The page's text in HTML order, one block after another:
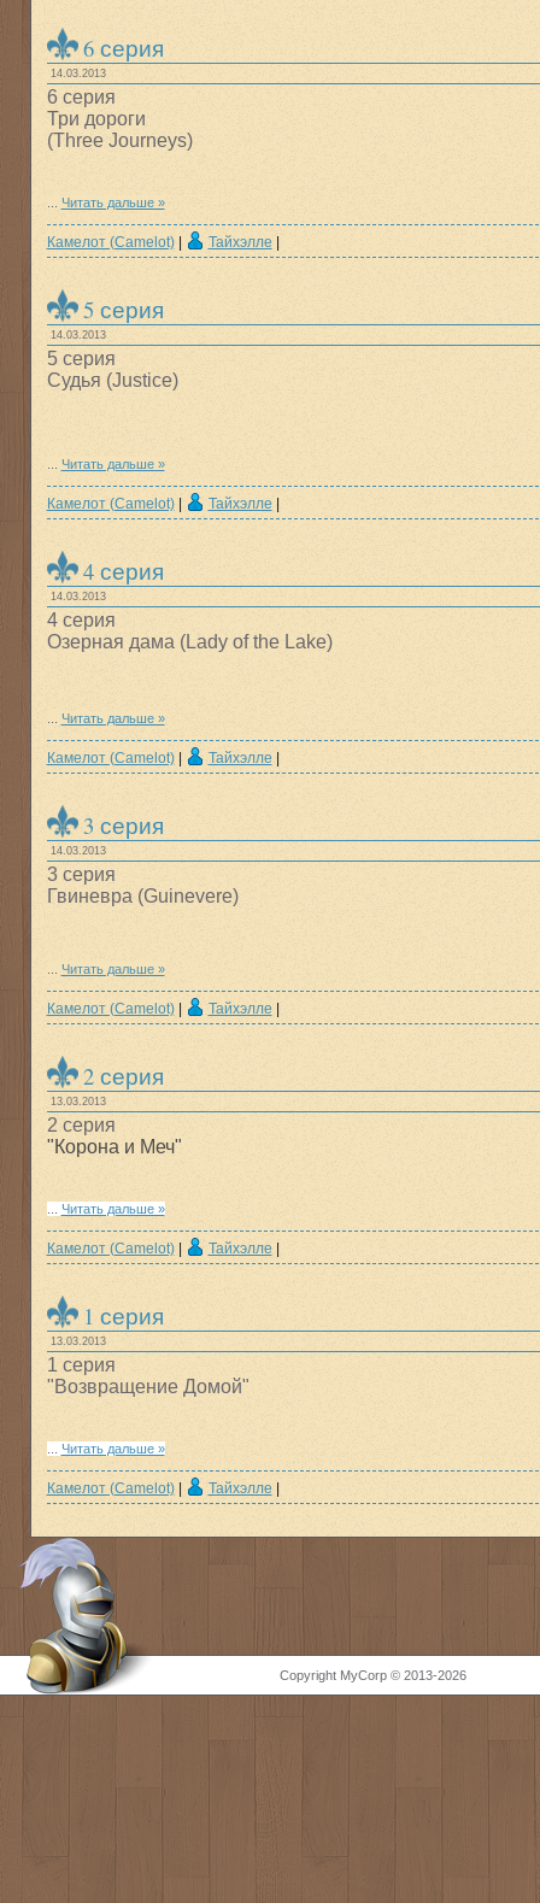
6 серия
14.03.2013
6 серия
Три дороги
(Three Journeys)
Читать дальше »
Камелот (Camelot)| Тайхэлле |
5 серия
14.03.2013
5 серия
Судья (Justice)
Читать дальше »
Камелот (Camelot)| Тайхэлле |
4 серия
14.03.2013
4 серия
Озерная дама (Lady of the Lake)
Читать дальше »
Камелот (Camelot)| Тайхэлле |
3 серия
14.03.2013
3 серия
Гвиневра (Guinevere)
Читать дальше »
Камелот (Camelot)| Тайхэлле |
2 серия
13.03.2013
2 серия
"Корона и Меч"
Читать дальше »
Камелот (Camelot)| Тайхэлле|
1 серия
13.03.2013
1 серия
"Возвращение Домой"
Читать дальше »
Камелот (Camelot)| Тайхэлле|
Copyright MyCorp © 2013-2026